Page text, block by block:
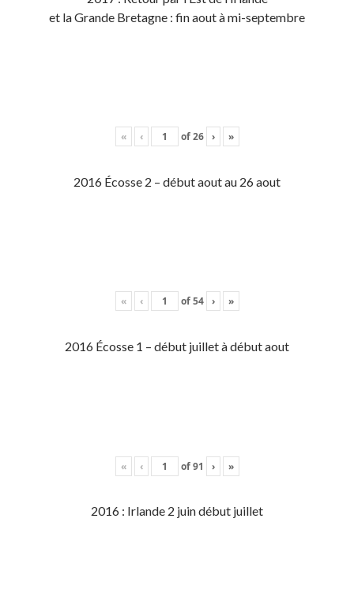
et la Grande Bretagne : fin aout à mi-septembre
« ‹ of26 › »
2016 Écosse 2 – début aout au 26 aout
« ‹ of54 › »
2016 Écosse 1 – début juillet à début aout
« ‹ of91 › »
2016 : Irlande 2 juin début juillet